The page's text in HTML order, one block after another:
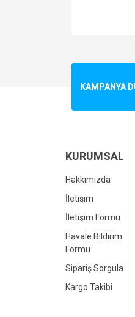
Ürün
Bu
KAMPANYA
KURUMSAL
Hakkımızda
İletişim
İletişim Formu
Havale Bildirim
Formu
Sipariş Sorgula
Kargo Takibi